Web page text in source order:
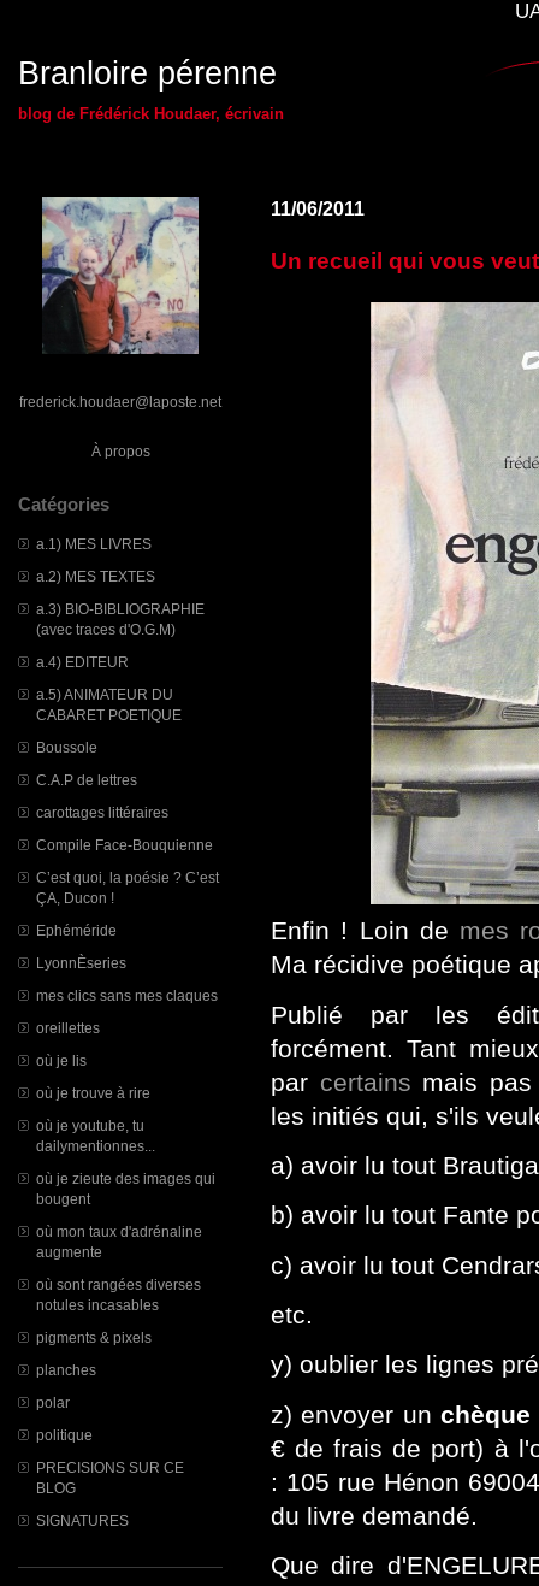
Branloire pérenne
blog de Frédérick Houdaer, écrivain
frederick.houdaer@laposte.net
À propos
Catégories
a.1) MES LIVRES
a.2) MES TEXTES
a.3) BIO-BIBLIOGRAPHIE
(avec traces d'O.G.M)
a.4) EDITEUR
a.5) ANIMATEUR DU
CABARET POETIQUE
Boussole
C.A.P de lettres
carottages littéraires
Compile Face-Bouquienne
C’est quoi, la poésie ? C’est
ÇA, Ducon !
Ephéméride
LyonnÈseries
mes clics sans mes claques
oreillettes
où je lis
où je trouve à rire
où je youtube, tu
dailymentionnes...
où je zieute des images qui
bougent
où mon taux d'adrénaline
augmente
où sont rangées diverses
notules incasables
pigments & pixels
planches
polar
politique
PRECISIONS SUR CE
BLOG
SIGNATURES
11/06/2011
Un recueil qui vous
Enfin ! Loin de mes
Ma récidive poétique
Publié par les
forcément. Tant
par certains mais
les initiés qui, s'ils
a) avoir lu tout
b) avoir lu tout Fante
c) avoir lu tout
etc.
y) oublier les lignes
z) envoyer unchèque
€ de frais de port) à
: 105 rue Hénon
du livre demandé.
Que dire